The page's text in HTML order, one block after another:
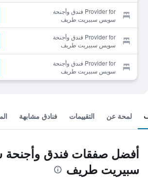
Provider for فندق وأجنحة
سويس سبيريت طريف
Provider for فندق وأجنحة
سويس سبيريت طريف
Provider for فندق وأجنحة
سويس سبيريت طريف
لمحة عن التقييمات فنادق مشابهة
أفضل صفقات فندق
سبيريت طريف